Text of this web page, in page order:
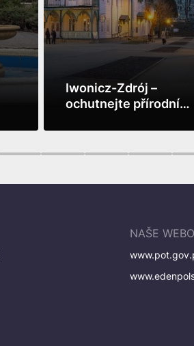
Iwonicz-Zdrój –
ochutnejte přírodní
Vidět víc
5 6 7 8
NAŠE